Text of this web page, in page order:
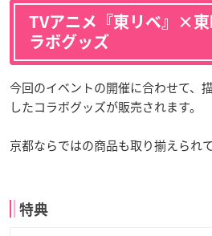
TVアニメ『東リベ』×東
ラボグッズ
今回のイベントの開催に合わせて、
したコラボグッズが販売されます。
京都ならではの商品も取り揃えられ
特典